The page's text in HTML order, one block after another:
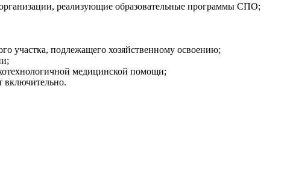
реализующие образовательные программы СПО;
участка, подлежащего хозяйственному освоению;
медицинской помощи;
включительно.